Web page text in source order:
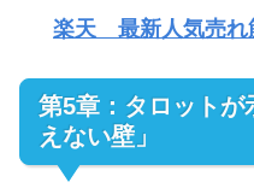
楽天 最新人気売れ
第5章：タロットが
えない壁」